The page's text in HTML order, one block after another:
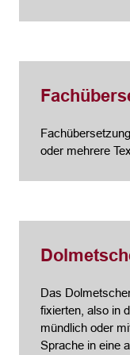
oder mehrere
Das
fixierten, also in
mündlich oder
Sprache in eine